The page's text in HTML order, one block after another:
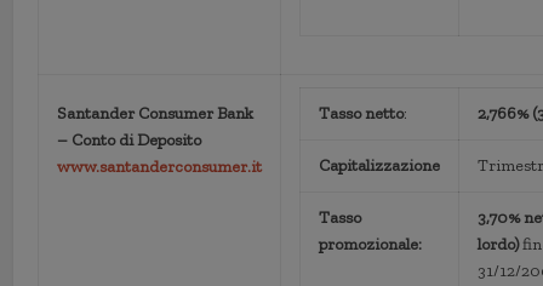
Santander Consumer Bank
– Conto di Deposito
www.santanderconsumer.it
Tasso netto: 2,766%
Capitalizzazione
Tasso
promozionale:
3,70%
lordo)
31/12/